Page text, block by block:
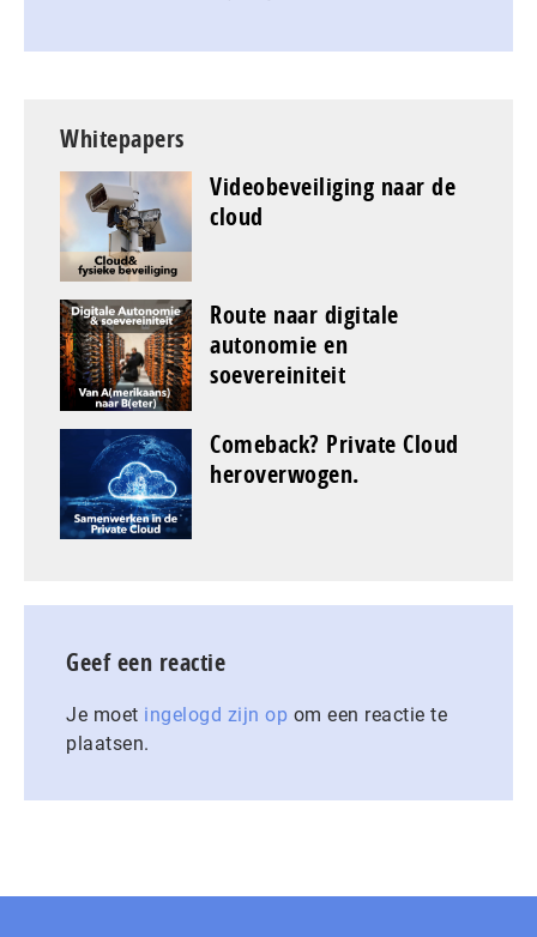
Whitepapers
Videobeveiliging naar de
cloud
Route naar digitale
autonomie en
soevereiniteit
Comeback? Private Cloud
heroverwogen.
Geef een reactie
Je moet ingelogd zijn op om een reactie te
plaatsen.